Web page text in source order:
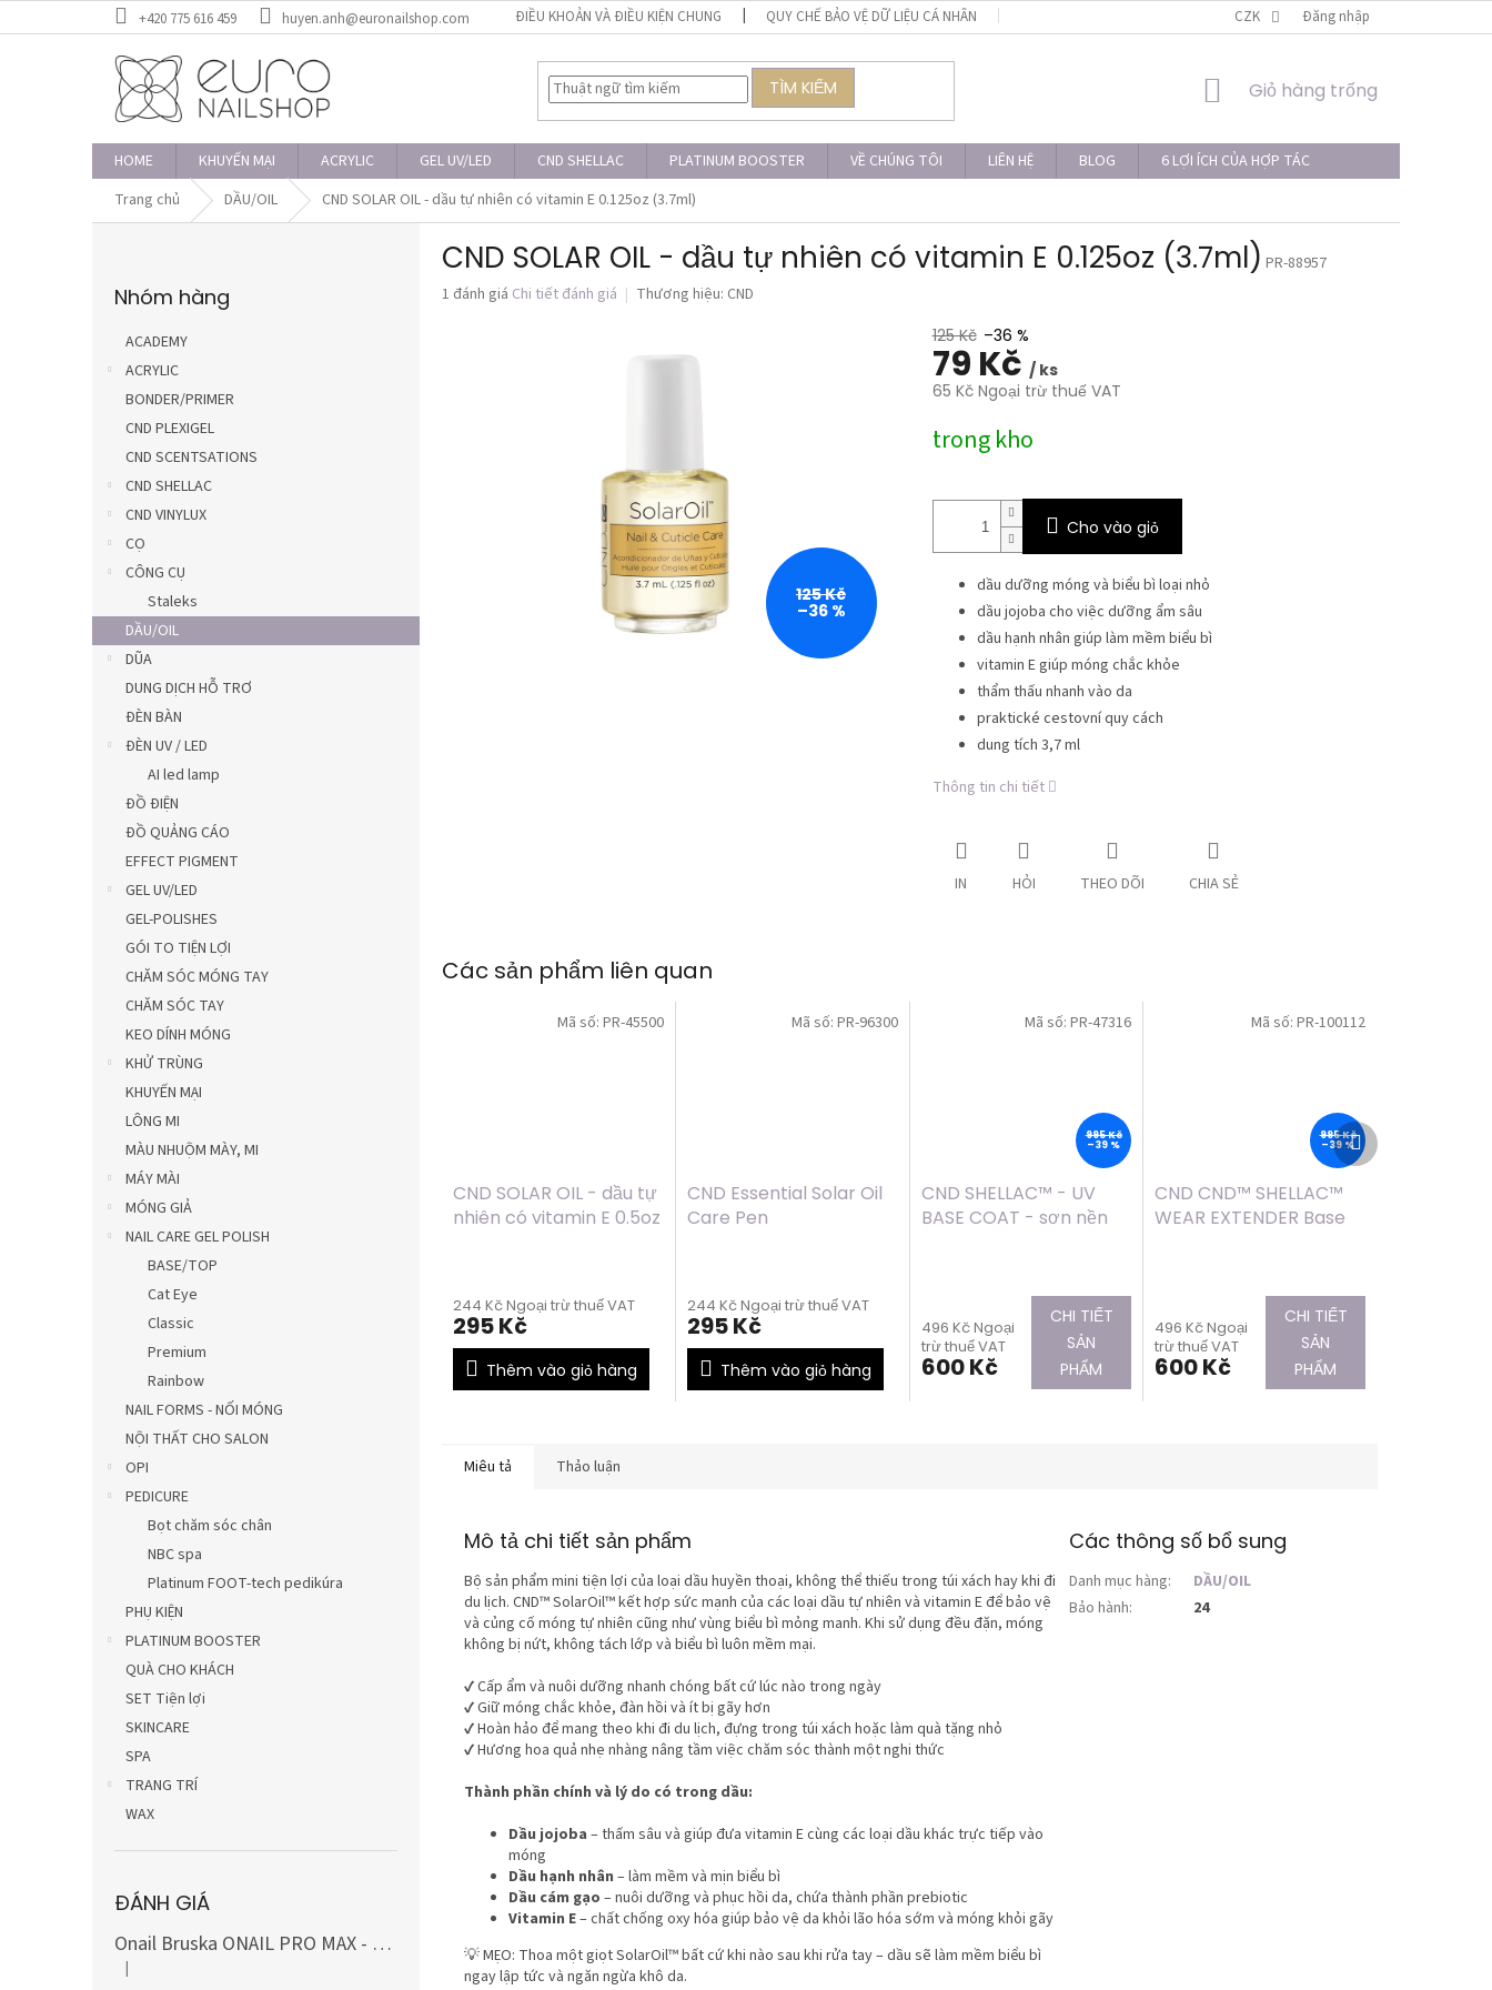
qua
+420 775 616 459 huyen.anh@euronailshop.com ĐIỀU KHOẢN VÀ ĐIỀU KIỆN CHUNG QUY CHẾ BẢO VỆ DỮ LIỆU CÁ NHÂN CZK Đăng nhập
TÌM KIẾM
GIỎ
Giỏ hàng trống
HOME KHUYẾN MẠI ACRYLIC GEL UV/LED CND SHELLAC PLATINUM BOOSTER VỀ CHÚNG TÔI LIÊN HỆ BLOG
6 LỢI ÍCH CỦA HỢP TÁC
Trang chủ
DẦU/OIL CND SOLAR OIL - dầu tự nhiên có vitamin E 0.125oz (3.7ml)
qua
mục
Nhóm hàng
ACADEMY
ACRYLIC
BONDER/PRIMER
CND PLEXIGEL
CND SCENTSATIONS
CND SHELLAC
CND VINYLUX
CỌ
CÔNG CỤ
Staleks
DẦU/OIL
DŨA
DUNG DỊCH HỖ TRƠ
ĐÈN BÀN
ĐÈN UV / LED
AI led lamp
ĐỒ ĐIỆN
ĐỒ QUẢNG CÁO
EFFECT PIGMENT
GEL UV/LED
GEL-POLISHES
GÓI TO TIỆN LỢI
CHĂM SÓC MÓNG TAY
CHĂM SÓC TAY
KEO DÍNH MÓNG
KHỬ TRÙNG
KHUYẾN MẠI
LÔNG MI
MÀU NHUỘM MÀY, MI
MÁY MÀI
MÓNG GIẢ
NAIL CARE GEL POLISH
BASE/TOP
Cat Eye
Classic
Premium
Rainbow
NAIL FORMS - NỐI MÓNG
NỘI THẤT CHO SALON
OPI
PEDICURE
Bọt chăm sóc chân
NBC spa
Platinum FOOT-tech pedikúra
PHỤ KIỆN
PLATINUM BOOSTER
QUÀ CHO KHÁCH
SET Tiện lợi
SKINCARE
SPA
TRANG TRÍ
WAX
ĐÁNH GIÁ
Onail Bruska ONAIL PRO MAX - MÀU TRẮNG, bao gồm bộ mũi khoan carbide và kim cương (10 món)
Đánh giá sản phẩm là 5 trên 5 sao.
|
CND SOLAR OIL - dầu tự nhiên có vitamin E 0.125oz (3.7ml) PR-88957
Đánh
1 đánh giá Chi tiết đánh giá Thương hiệu: CND
125 Kč
–36 %
125 Kč –36 %
79 Kč / ks
65 Kč Ngoại trừ thuế VAT
đo
trong kho
Cho vào giỏ
dầu dưỡng móng và biểu bì loại nhỏ
dầu jojoba cho việc dưỡng ẩm sâu
dầu hạnh nhân giúp làm mềm biểu bì
vitamin E giúp móng chắc khỏe
thẩm thấu nhanh vào da
praktické cestovní quy cách
dung tích 3,7 ml
Thông tin chi tiết
IN HỎI THEO DÕI CHIA SẺ
Các sản phẩm liên quan
CND SOLAR OIL - dầu tự
nhiên có vitamin E 0.5oz
244 Kč Ngoại trừ thuế VAT
295 Kč
Thêm vào giỏ hàng
Mã số: PR-45500
CND Essential Solar Oil
Care Pen
244 Kč Ngoại trừ thuế VAT
295 Kč
Thêm vào giỏ hàng
Mã số: PR-96300
995 Kč
–39 %
CND SHELLAC™ - UV
BASE COAT - sơn nền
bình
của
sản
496 Kč Ngoại
trừ thuế VAT
600 Kč
CHI TIẾT
SẢN
PHẨM
Mã số:PR-47316
995 Kč
–39 %
CND CND™ SHELLAC™
WEAR EXTENDER Base
bình
của
sản
496 Kč Ngoại
trừ thuế VAT
600 Kč
CHI TIẾT
SẢN
PHẨM
Mã số: PR-100112
Sản
phẩm
tiếp
Miêu tả Thảo luận
Mô tả chi tiết sản phẩm
Bộ sản phẩm mini tiện lợi của loại dầu huyền thoại, không thể thiếu trong túi xách hay khi đi
du lịch. CND™ SolarOil™ kết hợp sức mạnh của các loại dầu tự nhiên và vitamin E để bảo vệ
và củng cố móng tự nhiên cũng như vùng biểu bì mỏng manh. Khi sử dụng đều đặn, móng
không bị nứt, không tách lớp và biểu bì luôn mềm mại.
✔ Cấp ẩm và nuôi dưỡng nhanh chóng bất cứ lúc nào trong ngày
✔ Giữ móng chắc khỏe, đàn hồi và ít bị gãy hơn
✔ Hoàn hảo để mang theo khi đi du lịch, đựng trong túi xách hoặc làm quà tặng nhỏ
✔ Hương hoa quả nhẹ nhàng nâng tầm việc chăm sóc thành một nghi thức
Thành phần chính và lý do có trong dầu:
Dầu jojoba – thấm sâu và giúp đưa vitamin E cùng các loại dầu khác trực tiếp vào
móng
Dầu hạnh nhân – làm mềm và mịn biểu bì
Dầu cám gạo – nuôi dưỡng và phục hồi da, chứa thành phần prebiotic
Vitamin E– chất chống oxy hóa giúp bảo vệ da khỏi lão hóa sớm và móng khỏi gãy
💡 MẸO: Thoa một giọt SolarOil™ bất cứ khi nào sau khi rửa tay – dầu sẽ làm mềm biểu bì
ngay lập tức và ngăn ngừa khô da.
Các thông số bổ sung
Danh mục hàng:
DẦU/OIL
Bảo hành: 24